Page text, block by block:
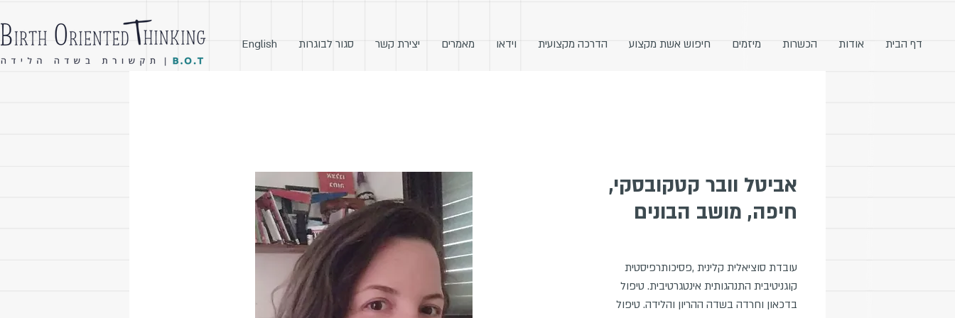
דף הבית אודות הכשרות מיזמים חיפוש אשת מקצוע הדרכה מקצועית וידאו מאמרים יצירת קשר סגור לבוגרות English
אביטל וובר קטקובסקי,
חיפה, מושב הבונים
עובדת סוציאלית קלינית ,פסיכותרפיסטית
קוגניטיבית התנהגותית אינטגרטיבית. טיפול
בדכאון וחרדה בשדה ההריון והלידה. טיפול